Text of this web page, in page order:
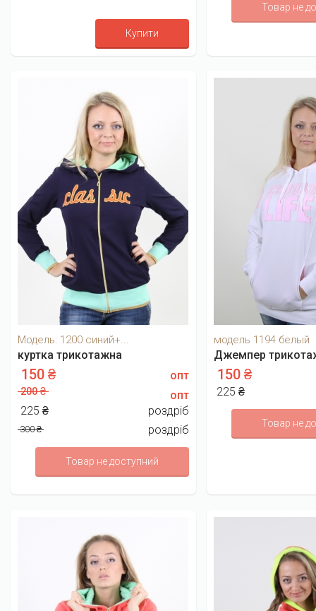
Купити
Товар не
Модель: 1200 синий+...
куртка трикотажна
150 ₴ опт
200 ₴
опт
225 ₴
роздріб
300 ₴ роздріб
Товар не доступний
модель 1194 белый
Джемпер
150 ₴
225 ₴
Товар не